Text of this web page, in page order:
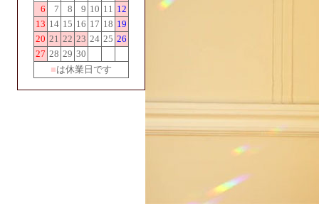
6
7 8 9 10 11 12
13 14 15 16 17 18 19
20 21 22 23 24 25 26
27 28 29 30
■は休業日です